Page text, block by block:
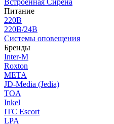
Встроенная Сирена
Питание
220В
220В/24В
Системы оповещения
Бренды
Inter-M
Roxton
МЕТА
JD-Media (Jedia)
TOA
Inkel
ITC Escort
LPA